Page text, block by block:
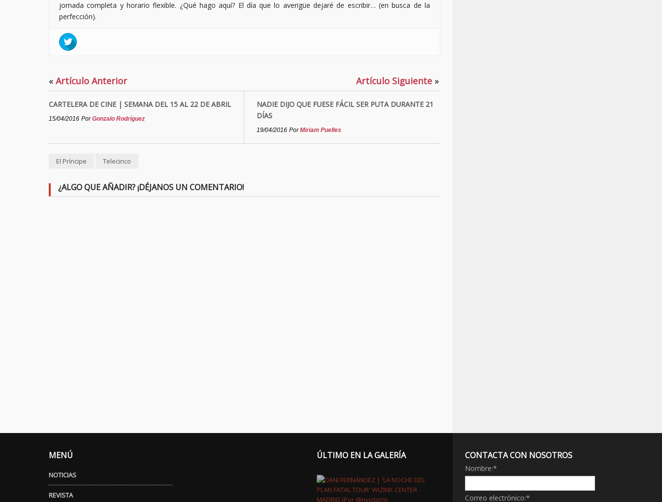
jornada completa y horario flexible. ¿Qué hago aquí? El día que lo averigüe dejaré de escribir… (en busca de la
perfección).
« Artículo Anterior
CARTELERA DE CINE | SEMANA DEL 15 AL 22 DE ABRIL
15/04/2016 PorGonzalo Rodríguez
Artículo Siguiente »
NADIE DIJO QUE FUESE FÁCIL SER PUTA DURANTE 21
DÍAS
19/04/2016 PorMiriam Puelles
El Príncipe Telecinco
¿ALGO QUE AÑADIR? ¡DÉJANOS UN COMENTARIO!
MENÚ
NOTICIAS
REVISTA
ÚLTIMO EN LA GALERÍA CONTACTA CON NOSOTROS
Nombre:*
Correo electrónico:*